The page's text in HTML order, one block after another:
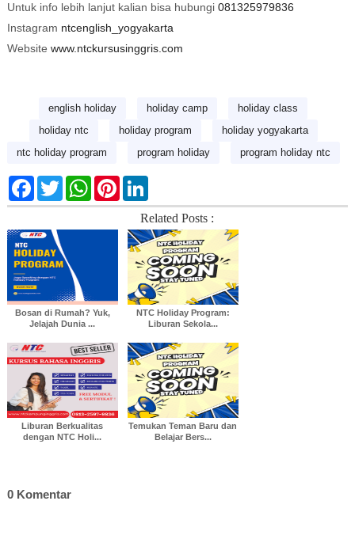
Untuk info lebih lanjut kalian bisa hubungi 081325979836
Instagram ntcenglish_yogyakarta
Website www.ntckursusinggris.com
english holiday holiday camp
holiday class
holiday ntc
holiday program
holiday yogyakarta
ntc holiday program
program holiday program holiday ntc
F
c
b
o
k
T
w
i
t
e
r
W
a
s
P
n
L
n
k
e
d
I
n
Related Posts :
Bosan di Rumah? Yuk,
Jelajah Dunia ...
NTC Holiday Program:
Liburan Sekola...
Liburan Berkualitas
dengan NTC Holi...
Temukan Teman Baru dan
Belajar Bers...
0 Komentar